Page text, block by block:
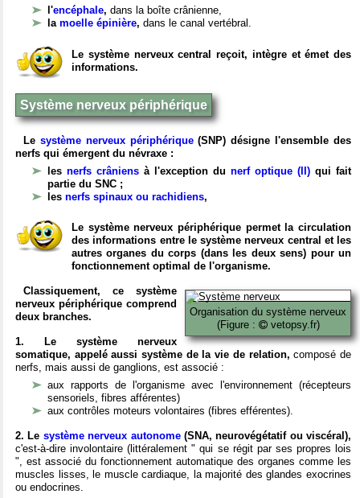
l'encéphale, dans la boîte crânienne,
la moelle épinière, dans le canal vertébral.
Le système nerveux central reçoit, intègre et émet des
informations.
Système nerveux périphérique
Le système nerveux périphérique(SNP) désigne l'ensemble des
nerfs qui émergent du névraxe :
les nerfs crâniens à l'exception du nerf optique (II) qui fait
partie du SNC ;
les nerfs spinaux ou rachidiens,
Le système nerveux périphérique permet la circulation
des informations entre le système nerveux central et les
autres organes du corps (dans les deux sens) pour un
fonctionnement optimal de l'organisme.
Organisation du système nerveux
(Figure :
vetopsy.fr)
Classiquement, ce système
nerveux périphérique comprend
deux branches.
1. Le système nerveux
somatique, appelé aussi système de la vie de relation, composé de
nerfs, mais aussi de ganglions, est associé :
aux rapports de l'organisme avec l'environnement (récepteurs
sensoriels, fibres afférentes)
aux contrôles moteurs volontaires (fibres efférentes).
2. Le système nerveux autonome(SNA, neurovégétatif ou viscéral),
c'est-à-dire involontaire (littéralement " qui se régit par ses propres lois
", est associé du fonctionnement automatique des organes comme les
muscles lisses, le muscle cardiaque, la majorité des glandes exocrines
ou endocrines.